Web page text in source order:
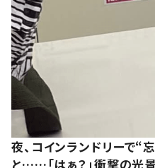
夜、コインランドリーで“
と……「はぁ？」衝撃の光景